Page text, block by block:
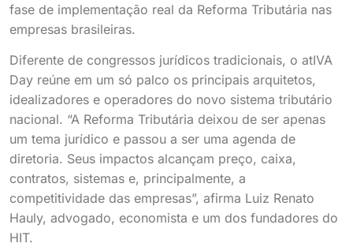
fase de implementação real da Reforma Tributária nas
empresas brasileiras.
Diferente de congressos jurídicos tradicionais, o atIVA
Day reúne em um só palco os principais arquitetos,
idealizadores e operadores do novo sistema tributário
nacional. “A Reforma Tributária deixou de ser apenas
um tema jurídico e passou a ser uma agenda de
diretoria. Seus impactos alcançam preço, caixa,
contratos, sistemas e, principalmente, a
competitividade das empresas”, afirma Luiz Renato
Hauly, advogado, economista e um dos fundadores do
HIT.